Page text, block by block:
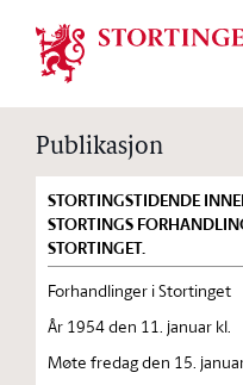
Publikasjon
STORTINGSTIDENDE
STORTINGS
STORTINGET.
Forhandlinger i Stortinget
År 1954 den 11. januar kl.
Møte fredag den 15.